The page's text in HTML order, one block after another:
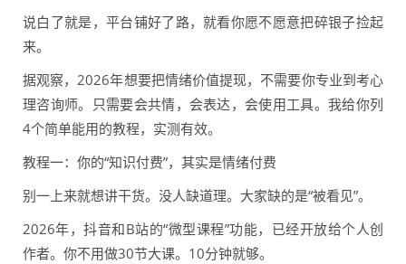
说白了就是，平台铺好了路，就看你愿不愿意把碎银子捡起
来。
据观察，2026年想要把情绪价值提现，不需要你专业到考心
理咨询师。只需要会共情，会表达，会使用工具。我给你列
4个简单能用的教程，实测有效。
教程一：你的“知识付费”，其实是情绪付费
别一上来就想讲干货。没人缺道理。大家缺的是“被看见”。
2026年，抖音和B站的“微型课程”功能，已经开放给个人创
作者。你不用做30节大课。10分钟就够。